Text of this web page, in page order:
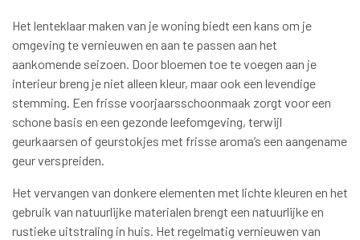
Het lenteklaar maken van je woning biedt een kans om je
omgeving te vernieuwen en aan te passen aan het
aankomende seizoen. Door bloemen toe te voegen aan je
interieur breng je niet alleen kleur, maar ook een levendige
stemming. Een frisse voorjaarsschoonmaak zorgt voor een
schone basis en een gezonde leefomgeving, terwijl
geurkaarsen of geurstokjes met frisse aroma’s een aangename
geur verspreiden.
Het vervangen van donkere elementen met lichte kleuren en het
gebruik van natuurlijke materialen brengt een natuurlijke en
rustieke uitstraling in huis. Het regelmatig vernieuwen van